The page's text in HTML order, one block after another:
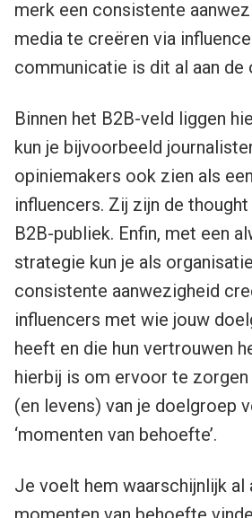
merk een consistente
media te creëren via
communicatie is dit al aan de
Binnen het B2B-veld liggen
kun je bijvoorbeeld
opiniemakers ook zien als
influencers. Zij zijn de
B2B-publiek. Enfin, met een
strategie kun je als
consistente aanwezigheid
influencers met wie jouw
heeft en die hun vertrouwen
hierbij is om ervoor te
(en levens) van je doelgroep
‘momenten van behoefte’.
Je voelt hem waarschijnlijk al